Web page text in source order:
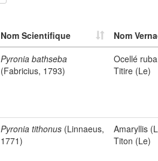
Nom Scientifique
Nom
Pyronia bathseba
(Fabricius, 1793)
Ocellé
Titire (Le)
Pyronia tithonus (Linnaeus,
1771)
Amaryllis
Titon (Le)